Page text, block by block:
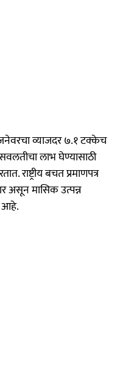
व्याजदर ७.१ टक्केच
लाभ घेण्यासाठी
राष्ट्रीय बचत प्रमाणपत्र
असून मासिक उत्पन्न
आहे.